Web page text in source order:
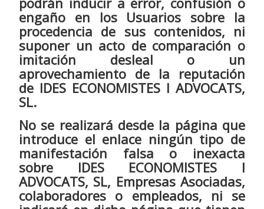
engaño en los Usuarios sobre la
procedencia de sus contenidos, ni
suponer un acto de comparación o
imitación desleal o un
aprovechamiento de la reputación
de IDES ECONOMISTES I ADVOCATS,
SL.
No se realizará desde la página que
introduce el enlace ningún tipo de
manifestación falsa o inexacta
sobre IDES ECONOMISTES I
ADVOCATS, SL, Empresas Asociadas,
colaboradores o empleados, ni se